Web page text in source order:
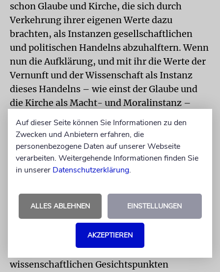
schon Glaube und Kirche, die sich durch
Verkehrung ihrer eigenen Werte dazu
brachten, als Instanzen gesellschaftlichen
und politischen Handelns abzuhalftern. Wenn
nun die Aufklärung, und mit ihr die Werte der
Vernunft und der Wissenschaft als Instanz
dieses Handelns – wie einst der Glaube und
die Kirche als Macht- und Moralinstanz –
Frage: Welche Werte, welche Instanzen treten
an ihre Stelle?
Das Urteil von Köln ist in diesem Sinne
wissenschaftlich begründet, sondern basiert
auf der moralischen Instanz körperlicher
Unversehrtheit – ein deutlicher Hinweis, dass
hier ein Paradigmenwechsel vollzogen wurde.
Erstmals wurde nicht unter
wissenschaftlichen Gesichtspunkten
Auf dieser Seite können Sie Informationen zu den
Zwecken und Anbietern erfahren, die
personenbezogene Daten auf unserer Webseite
verarbeiten. Weitergehende Informationen finden Sie
in unserer Datenschutzerklärung.
ALLES ABLEHNEN EINSTELLUNGEN
AKZEPTIEREN